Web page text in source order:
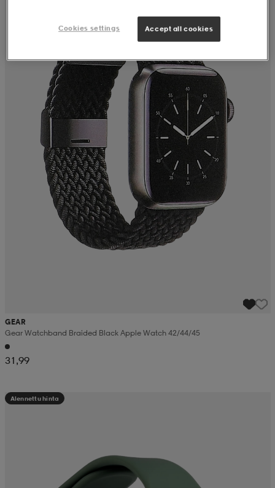
GEAR
Gear Watchband Braided Black Apple Watch 42/44/45
31,99
Alennettu hinta
Cookies settings Accept all cookies